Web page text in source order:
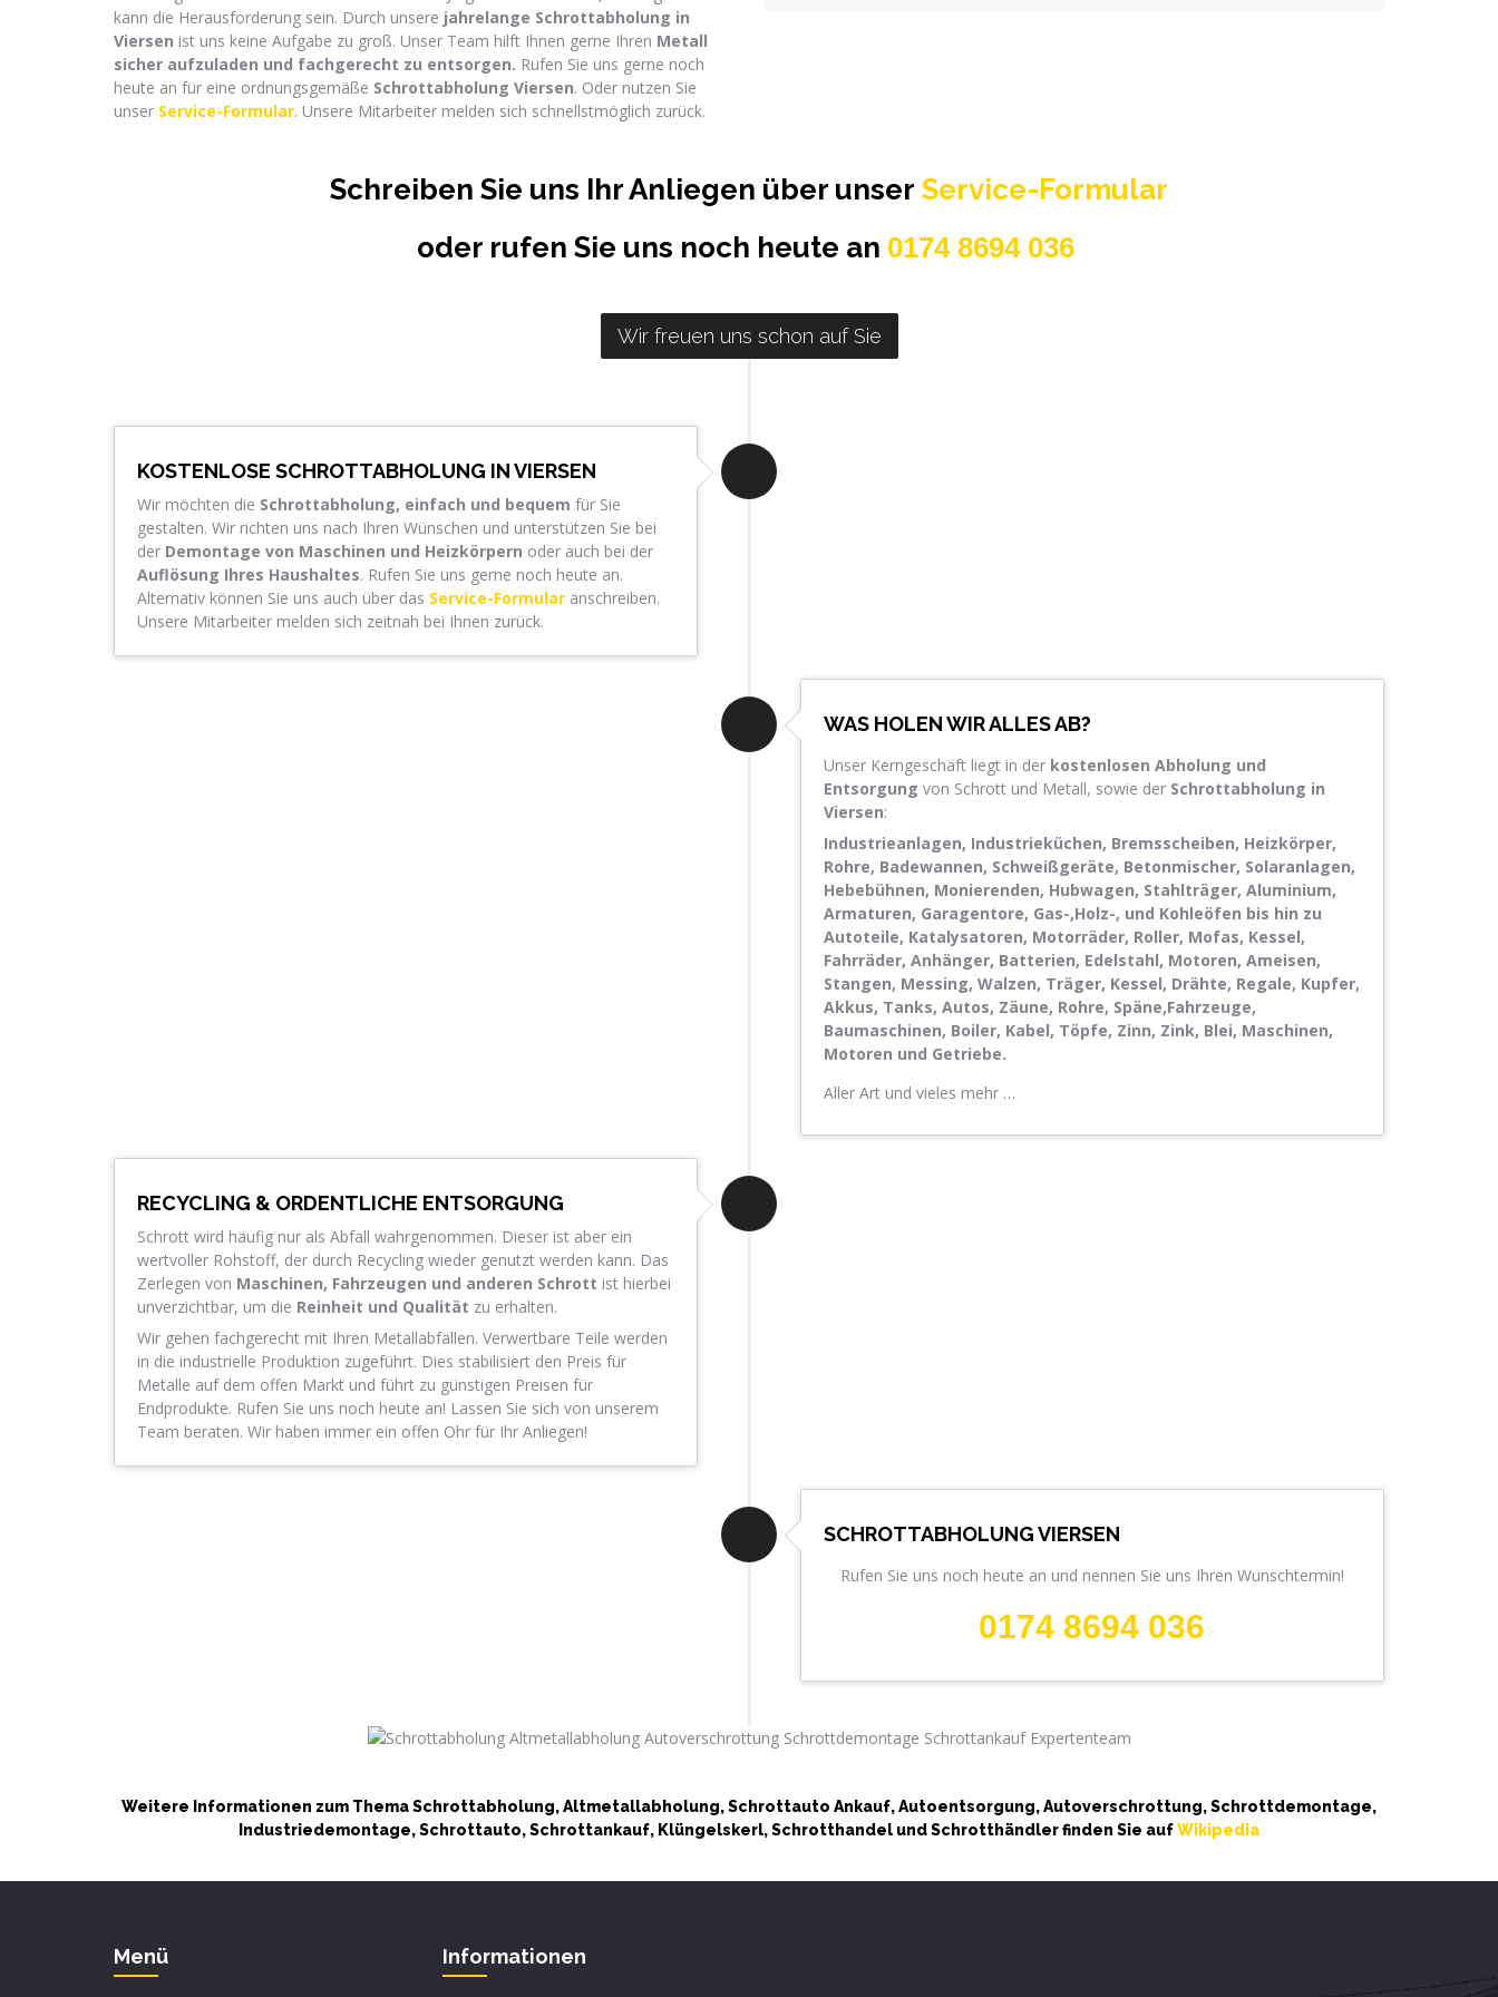
kann die Herausforderung sein. Durch unsere jahrelange Schrottabholung in
Viersen ist uns keine Aufgabe zu groß. Unser Team hilft Ihnen gerne Ihren Metall
sicher aufzuladen und fachgerecht zu entsorgen. Rufen Sie uns gerne noch
heute an für eine ordnungsgemäße Schrottabholung Viersen. Oder nutzen Sie
unser Service-Formular. Unsere Mitarbeiter melden sich schnellstmöglich zurück.
Schreiben Sie uns Ihr Anliegen über unser Service-Formular
oder rufen Sie uns noch heute an 0174 8694 036
Wir freuen uns schon auf Sie
KOSTENLOSE SCHROTTABHOLUNG IN VIERSEN
Wir möchten die Schrottabholung, einfach und bequem für Sie
gestalten. Wir richten uns nach Ihren Wünschen und unterstützen Sie bei
der Demontage von Maschinen und Heizkörpern oder auch bei der
Auflösung Ihres Haushaltes. Rufen Sie uns gerne noch heute an.
Alternativ können Sie uns auch über das Service-Formular anschreiben.
Unsere Mitarbeiter melden sich zeitnah bei Ihnen zurück.
WAS HOLEN WIR ALLES AB?
Unser Kerngeschäft liegt in der kostenlosen Abholung und
Entsorgung von Schrott und Metall, sowie derSchrottabholung in
Viersen:
Industrieanlagen, Industrieküchen, Bremsscheiben, Heizkörper,
Rohre, Badewannen, Schweißgeräte, Betonmischer, Solaranlagen,
Hebebühnen, Monierenden, Hubwagen, Stahlträger, Aluminium,
Armaturen, Garagentore, Gas-,Holz-, und Kohleöfen bis hin zu
Autoteile, Katalysatoren, Motorräder, Roller, Mofas, Kessel,
Fahrräder, Anhänger, Batterien, Edelstahl, Motoren, Ameisen,
Stangen, Messing, Walzen, Träger, Kessel, Drähte, Regale, Kupfer,
Akkus, Tanks, Autos, Zäune, Rohre, Späne,Fahrzeuge,
Baumaschinen, Boiler, Kabel, Töpfe, Zinn, Zink, Blei, Maschinen,
Motoren und Getriebe.
Aller Art und vieles mehr …
RECYCLING & ORDENTLICHE ENTSORGUNG
Schrott wird häufig nur als Abfall wahrgenommen. Dieser ist aber ein
wertvoller Rohstoff, der durch Recycling wieder genutzt werden kann. Das
Zerlegen von Maschinen, Fahrzeugen und anderen Schrott ist hierbei
unverzichtbar, um die Reinheit und Qualität zu erhalten.
Wir gehen fachgerecht mit Ihren Metallabfällen. Verwertbare Teile werden
in die industrielle Produktion zugeführt. Dies stabilisiert den Preis für
Metalle auf dem offen Markt und führt zu günstigen Preisen für
Endprodukte. Rufen Sie uns noch heute an! Lassen Sie sich von unserem
Team beraten. Wir haben immer ein offen Ohr für Ihr Anliegen!
SCHROTTABHOLUNG VIERSEN
Rufen Sie uns noch heute an und nennen Sie uns Ihren Wunschtermin!
0174 8694 036
Weitere Informationen zum Thema Schrottabholung, Altmetallabholung, Schrottauto Ankauf, Autoentsorgung, Autoverschrottung, Schrottdemontage,
Industriedemontage, Schrottauto, Schrottankauf, Klüngelskerl, Schrotthandel und Schrotthändler finden Sie aufWikipedia
Menü Informationen